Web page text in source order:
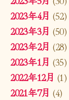
2023年4月 (52)
2023年3月 (50)
2023年2月 (28)
2023年1月 (35)
2022年12月 (1)
2021年7月 (4)